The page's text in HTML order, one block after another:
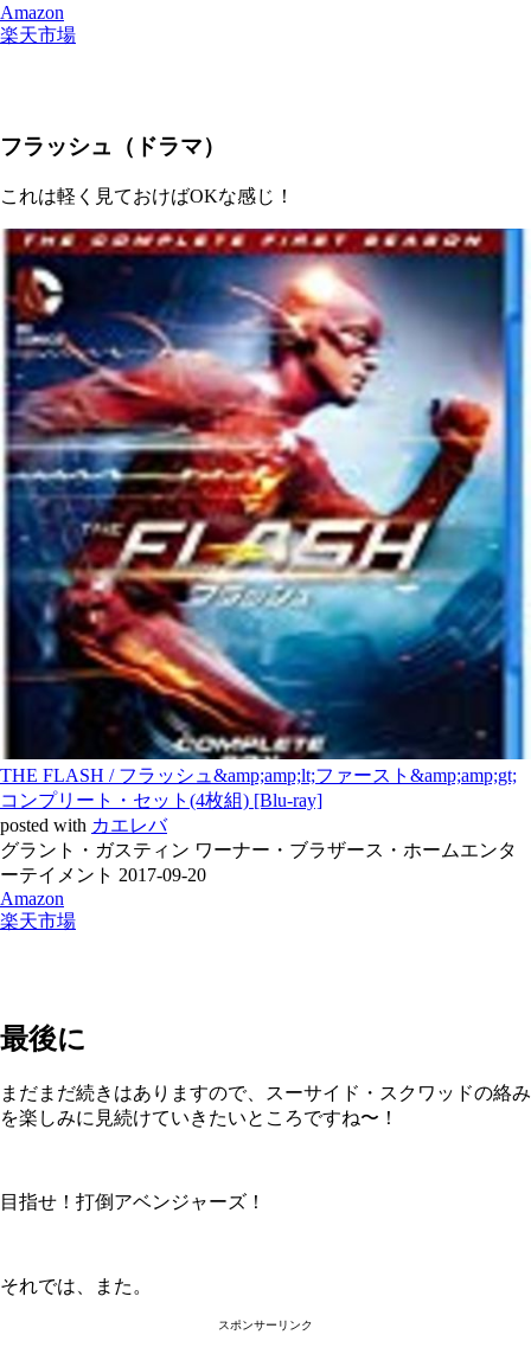
Amazon
楽天市場
フラッシュ（ドラマ）
これは軽く見ておけばOKな感じ！
THE FLASH / フラッシュ&amp;amp;lt;ファースト&amp;amp;gt;
コンプリート・セット(4枚組) [Blu-ray]
posted with カエレバ
グラント・ガスティン ワーナー・ブラザース・ホームエンタ
ーテイメント 2017-09-20
Amazon
楽天市場
最後に
まだまだ続きはありますので、スーサイド・スクワッドの絡み
を楽しみに見続けていきたいところですね〜！
目指せ！打倒アベンジャーズ！
それでは、また。
スポンサーリンク